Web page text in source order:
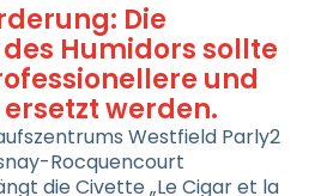
Die
Humidors sollte
und
werden.
Westfield Parly2
Rocquencourt
die Civette „Le Cigar et la